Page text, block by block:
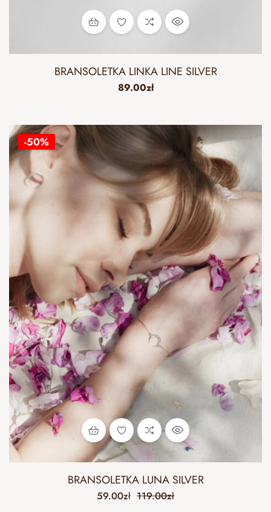
BRANSOLETKA LINKA LINE SILVER
89.00zł
-50%
BRANSOLETKA LUNA SILVER
119.00zł
59.00zł